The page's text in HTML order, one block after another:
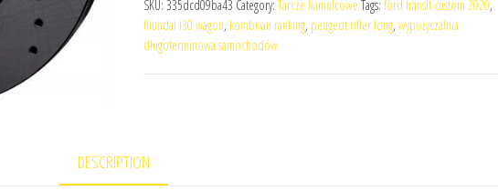
SKU: 335dcd09ba43 Category: Tarcze hamulcowe Tags: ford transit custom 2020,
hiundai i30 wagon, kombivan ranking, peugeot rifter long, wypożyczalnia
długoterminowa samochodów
DESCRIPTION